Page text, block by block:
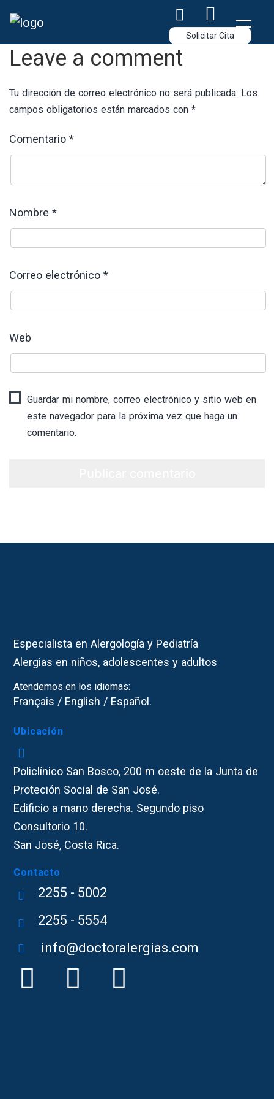
to
content
Solicitar Cita
Leave a comment
Tu dirección de correo electrónico no será publicada. Los
campos obligatorios están marcados con *
Comentario *
Nombre *
Correo electrónico *
Web
Guardar mi nombre, correo electrónico y sitio web en
este navegador para la próxima vez que haga un
comentario.
Especialista en Alergología y Pediatría
Alergias en niños, adolescentes y adultos
Atendemos en los idiomas:
Français / English / Español.
Ubicación
Policlínico San Bosco, 200 m oeste de la Junta de
Proteción Social de San José.
Edificio a mano derecha. Segundo piso
Consultorio 10.
San José, Costa Rica.
Contacto
2255 - 5002
2255 - 5554
info@doctoralergias.com